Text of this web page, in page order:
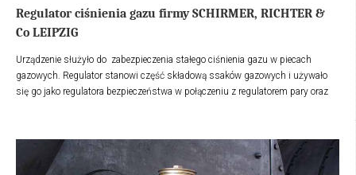
Regulator ciśnienia gazu firmy SCHIRMER, RICHTER &
Co LEIPZIG
Urządzenie służyło do zabezpieczenia stałego ciśnienia gazu w piecach
gazowych. Regulator stanowi część składową ssaków gazowych i używało
się go jako regulatora bezpieczeństwa w połączeniu z regulatorem pary oraz